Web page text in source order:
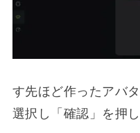
す先ほど作ったアバ
選択し「確認」を押し